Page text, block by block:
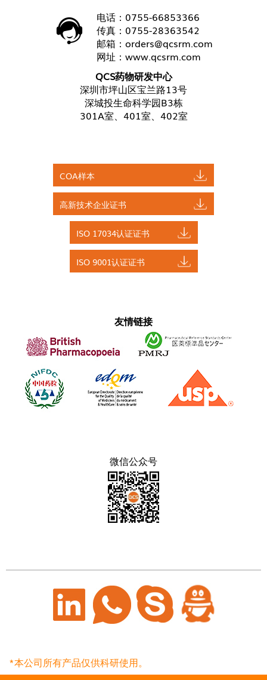
电话：0755-66853366
传真：0755-28363542
邮箱： orders@qcsrm.com
网址： www.qcsrm.com
QCS药物研发中心
深圳市坪山区宝兰路13号
深城投生命科学园B3栋
301A室、401室、402室
COA样本
高新技术企业证书
ISO 17034认证证书
ISO 9001认证证书
友情链接
微信公众号
*本公司所有产品仅供科研使用。